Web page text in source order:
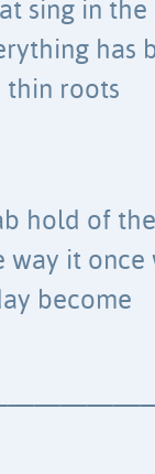
sing in the
has
thin roots
hold of
way it once
become